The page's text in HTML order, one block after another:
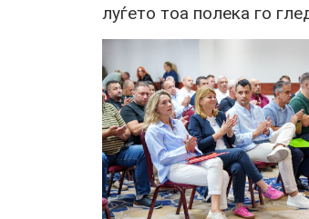
луѓето тоа полека го